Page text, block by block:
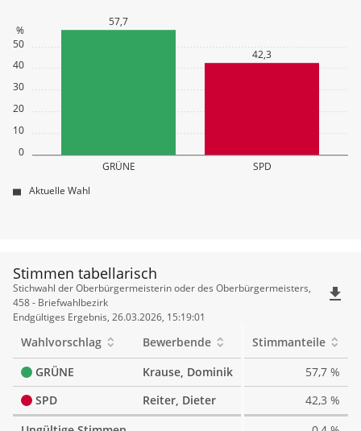
0
10
20
30
40
50
%
GRÜNE SPD
57,7
42,3
Aktuelle Wahl
Stimmen tabellarisch
Stimmen
tabellarisch
Stichwahl der Oberbürgermeisterin oder des Oberbürgermeisters,
458 - Briefwahlbezirk
Endgültiges Ergebnis, 26.03.2026, 15:19:01
file_download
Wahlvorschlag Bewerbende
Stimmanteile
GRÜNE
Krause, Dominik
57,7 %
SPD
Reiter, Dieter
42,3 %